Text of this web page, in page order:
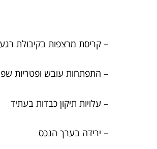
– קריסת מרצפות בקיבולת
– התפתחות עובש ופטריות
– עלויות תיקון כבדות בעתיד
– ירידה בערך הנכס